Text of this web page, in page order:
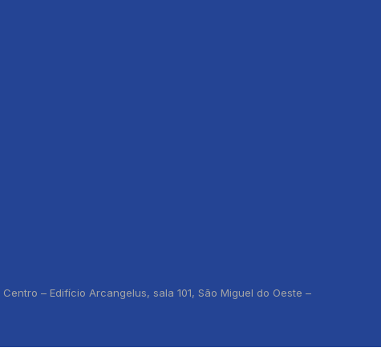
– Edifício Arcangelus, sala 101, São Miguel do Oeste –